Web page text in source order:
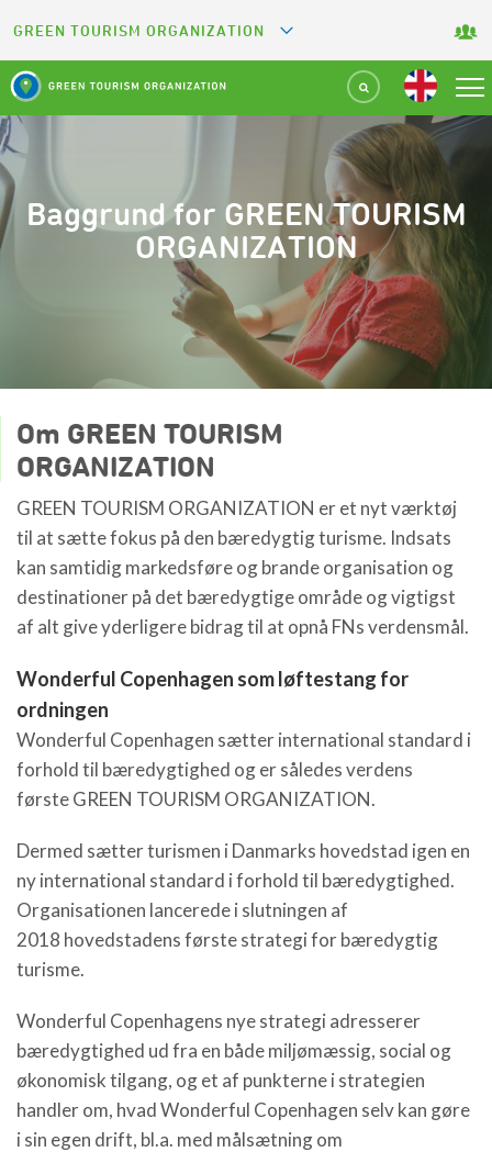
GREEN TOURISM ORGANIZATION
GREEN KEY
GREEN RESTAURANT
GREEN SPORT FACILITY
Baggrund for GREEN TOURISM
ORGANIZATION
Om GREEN TOURISM
ORGANIZATION
GREEN TOURISM ORGANIZATION er et nyt værktøj
til at sætte fokus på den bæredygtig turisme. Indsats
kan samtidig markedsføre og brande organisation og
destinationer på det bæredygtige område og vigtigst
af alt give yderligere bidrag til at opnå FNs verdensmål.
Wonderful Copenhagen som løftestang for
ordningen
Wonderful Copenhagen sætter international standard i
forhold til bæredygtighed og er således verdens
første GREEN TOURISM ORGANIZATION.
Dermed sætter turismen i Danmarks hovedstad igen en
ny international standard i forhold til bæredygtighed.
Organisationen lancerede i slutningen af
2018 hovedstadens første strategi for bæredygtig
turisme.
Wonderful Copenhagens nye strategi adresserer
bæredygtighed ud fra en både miljømæssig, social og
økonomisk tilgang, og et af punkterne i strategien
handler om, hvad Wonderful Copenhagen selv kan gøre
i sin egen drift, bl.a. med målsætning om